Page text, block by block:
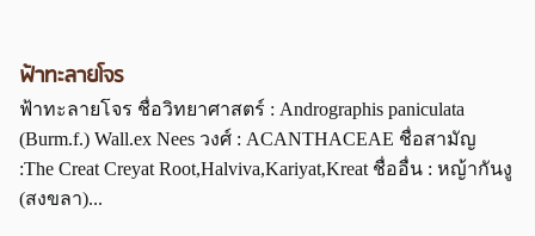
ฟ้าทะลายโจร
ฟ้าทะลายโจร ชื่อวิทยาศาสตร์ : Andrographis paniculata
(Burm.f.) Wall.ex Nees วงศ์ : ACANTHACEAE ชื่อสามัญ
:The Creat Creyat Root,Halviva,Kariyat,Kreat ชื่ออื่น : หญ้ากันงู
(สงขลา)...